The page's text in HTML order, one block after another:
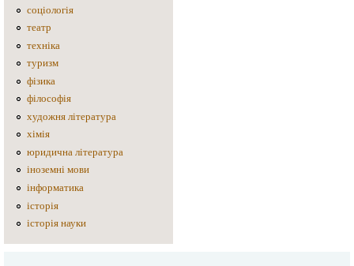
соціологія
театр
техніка
туризм
фізика
філософія
художня література
хімія
юридична література
іноземні мови
інформатика
історія
історія науки